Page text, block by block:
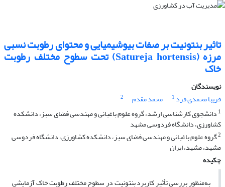
تاثیر بنتونیت بر صفات بیوشیمیایی و محتوای رطوبت نسبی
مرزه (Satureja hortensis) تحت سطوح مختلف رطوبت
خاک
نویسندگان
فریبا محمدی فرد 1 محمد مقدم
2
1 دانشجوی کارشناسی ارشد، گروه علوم باغبانی و مهندسی فضای سبز، دانشکده
کشاورزی، دانشگاه فردوسی مشهد
2گروه علوم باغبانی و مهندسی فضای سبز، دانشکده کشاورزی، دانشگاه فردوسی
مشهد، مشهد، ایران
چکیده
به‌منظور بررسی تأثیر کاربرد بنتونیت در سطوح مختلف رطوبت خاک آزمایشی